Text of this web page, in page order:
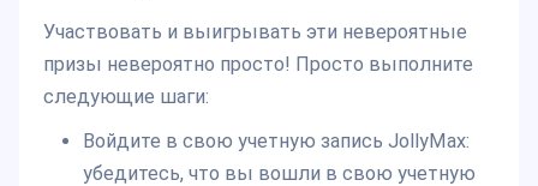
Участвовать и выигрывать эти невероятные
призы невероятно просто! Просто выполните
следующие шаги:
Войдите в свою учетную запись JollyMax:
убедитесь, что вы вошли в свою учетную